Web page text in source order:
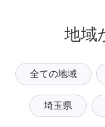
地域
全ての地域
埼玉県